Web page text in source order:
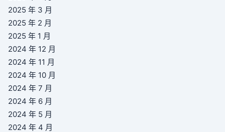
2025 年 3 月
2025 年 2 月
2025 年 1 月
2024 年 12 月
2024 年 11 月
2024 年 10 月
2024 年 7 月
2024 年 6 月
2024 年 5 月
2024 年 4 月